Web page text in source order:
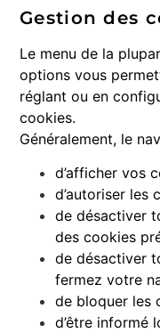
Gestion des
Le menu de la
options vous
réglant ou en
cookies.
Généralement, le
d’afficher vos
d’autoriser les
de désactiver
des cookies
de désactiver
fermez votre
de bloquer les
d’être informé